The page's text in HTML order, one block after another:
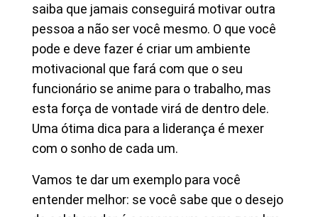
saiba que jamais conseguirá motivar outra
pessoa a não ser você mesmo. O que você
pode e deve fazer é criar um ambiente
motivacional que fará com que o seu
funcionário se anime para o trabalho, mas
esta força de vontade virá de dentro dele.
Uma ótima dica para a liderança é mexer
com o sonho de cada um.
Vamos te dar um exemplo para você
entender melhor: se você sabe que o desejo